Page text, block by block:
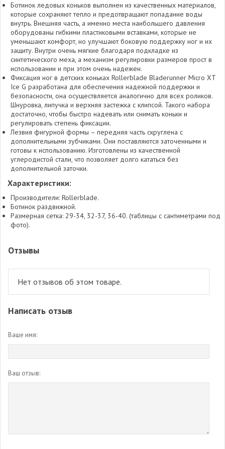
Ботинок ледовых коньков выполнен из качественных материалов,
которые сохраняют тепло и предотвращают попадание воды
внутрь. Внешняя часть, а именно места наибольшего давления
оборудованы гибкими пластиковыми вставками, которые не
уменьшают комфорт, но улучшают боковую поддержку ног и их
защиту. Внутри очень мягкие благодаря подкладке из
синтетического меха, а механизм регулировки размеров прост в
использовании и при этом очень надежен.
Фиксация ног в детских коньках Rollerblade Bladerunner Micro XT
Ice G разработана для обеспечения надежной поддержки и
безопасности, она осуществляется аналогично для всех роликов.
Шнуровка, липучка и верхняя застежка с клипсой. Такого набора
достаточно, чтобы быстро надевать или снимать коньки и
регулировать степень фиксации.
Лезвия фигурной формы – передняя часть скруглена с
дополнительными зубчиками. Они поставляются заточенными и
готовы к использованию. Изготовлены из качественной
углеродистой стали, что позволяет долго кататься без
дополнительной заточки.
Характеристики:
Производители: Rollerblade.
Ботинок раздвижной.
Размерная сетка: 29-34, 32-37, 36-40. (таблицы с сантиметрами под
фото).
Отзывы
Нет отзывов об этом товаре.
Написать отзыв
Ваше имя:
Ваш отзыв: